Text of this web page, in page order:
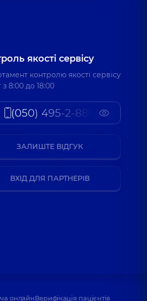
якості сервісу
контролю якості сервісу
8:00 до 18:00
(050) 495-2-888
ЗАЛИШТЕ ВІДГУК
ВХІД ДЛЯ ПАРТНЕРІВ
онлайнВерифікація пацієнтів